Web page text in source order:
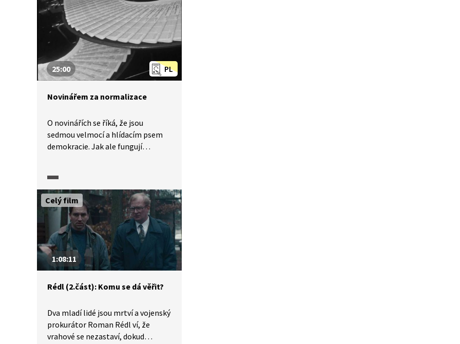
PL
25:00
Novinářem za normalizace
O novinářích se říká, že jsou
sedmou velmocí a hlídacím psem
demokracie. Jak ale fungují
na osudy tří významných českých
novinářů. Každý z nich, Karel
Pacner, Ondřej Neff i Martin
Komárek, působil ve sdělovacích
prostředcích různě dlouhou dobu
a mají za sebou i roky působení
v komunistických novinách. Jak
vnímali svoji roli v komunistické
tehdejší redakce?
Celý film
1:08:11
Rédl (2.část): Komu se dá věřit?
Dva mladí lidé jsou mrtví a vojenský
prokurátor Roman Rédl ví, že
vrahové se nezastaví, dokud